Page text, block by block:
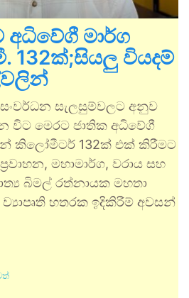
මාර්ග
132ක්;සියලු වියදම්
සැලසුම්වලට අනුව
විට මෙරට ජාතික අධිවේගී
කිලෝමීටර් 132ක් එක් කිරීමට
මහාමාර්ග, වරාය සහ
බිමල් රත්නායක මහතා
හතරක ඉදිකිරීම් අවසන්